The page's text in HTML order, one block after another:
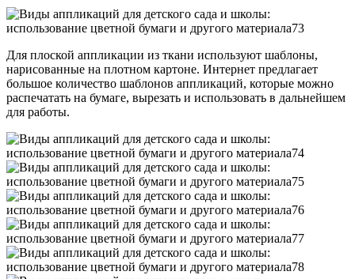
Для плоской аппликации из ткани используют шаблоны,
нарисованные на плотном картоне. Интернет предлагает
большое количество шаблонов аппликаций, которые можно
распечатать на бумаге, вырезать и использовать в дальнейшем
для работы.